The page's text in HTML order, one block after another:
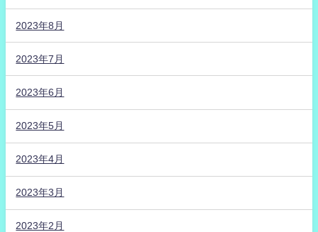
2023年8月
2023年7月
2023年6月
2023年5月
2023年4月
2023年3月
2023年2月